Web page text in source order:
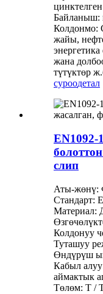
цинктелген
Байланыш:
Колдонмо:
жайы,
жана
түтүктөр
суроодетал
EN1092-
слип
Аты-жөнү:
Стандарт:
Материал:
Колдонуу
Туташуу
Өндүрүш
Кабыл
аймактык
Төлөм: T /